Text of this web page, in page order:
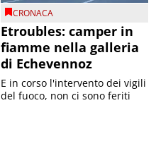
CRONACA
Etroubles: camper in
fiamme nella galleria
di Echevennoz
E in corso l'intervento dei vigili
del fuoco, non ci sono feriti